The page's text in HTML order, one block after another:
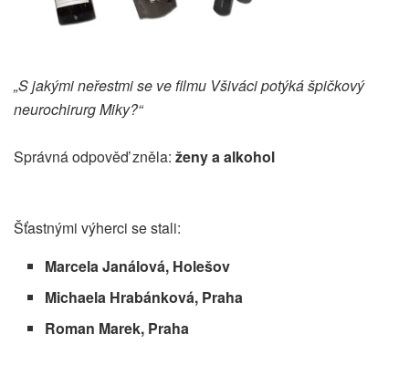
„S jakými neřestmi se ve filmu Všiváci potýká špičkový
neurochirurg Miky?“
Správná odpověď zněla: ženy a alkohol
Šťastnými výherci se stali:
Marcela Janálová, Holešov
Michaela Hrabánková, Praha
Roman Marek, Praha